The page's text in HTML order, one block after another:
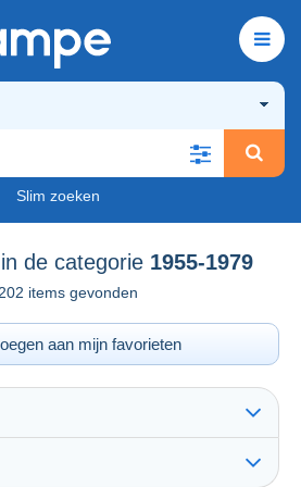
Slim zoeken
de categorie 1955-1979
items gevonden
aan mijn favorieten